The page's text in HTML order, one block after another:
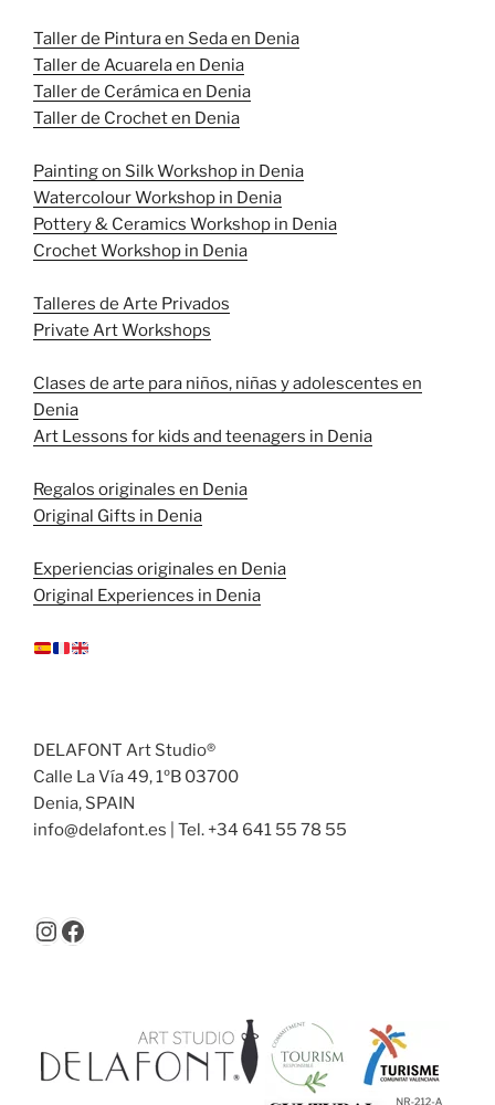
Taller de Pintura en Seda en Denia
Taller de Acuarela en Denia
Taller de Cerámica en Denia
Taller de Crochet en Denia
Painting on Silk Workshop in Denia
Watercolour Workshop in Denia
Pottery & Ceramics Workshop in Denia
Crochet Workshop in Denia
Talleres de Arte Privados
Private Art Workshops
Clases de arte para niños, niñas y adolescentes en
Denia
Art Lessons for kids and teenagers in Denia
Regalos originales en Denia
Original Gifts in Denia
Experiencias originales en Denia
Original Experiences in Denia
DELAFONT Art Studio®
Calle La Vía 49, 1ºB 03700
Denia, SPAIN
info@delafont.es | Tel. +34 641 55 78 55
Instagram
Facebook